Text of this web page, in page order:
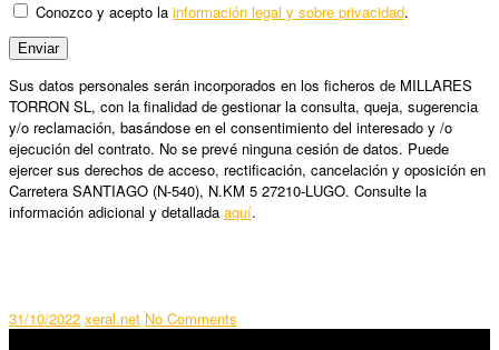
Conozco y acepto la información legal y sobre privacidad.
Sus datos personales serán incorporados en los ficheros de MILLARES
TORRON SL, con la finalidad de gestionar la consulta, queja, sugerencia
y/o reclamación, basándose en el consentimiento del interesado y /o
ejecución del contrato. No se prevé ninguna cesión de datos. Puede
ejercer sus derechos de acceso, rectificación, cancelación y oposición en
Carretera SANTIAGO (N-540), N.KM 5 27210-LUGO. Consulte la
información adicional y detallada aquí.
31/10/2022 xeral.net No Comments